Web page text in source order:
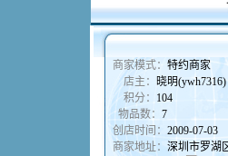
商家模式： 特约商家
店主： 晓明(ywh7316)
积分： 104
物品数： 7
创店时间： 2009-07-03
商家地址： 深圳市罗湖